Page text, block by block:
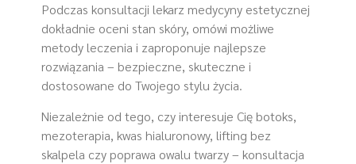
Podczas konsultacji lekarz medycyny estetycznej
dokładnie oceni stan skóry, omówi możliwe
metody leczenia i zaproponuje najlepsze
rozwiązania – bezpieczne, skuteczne i
dostosowane do Twojego stylu życia.
Niezależnie od tego, czy interesuje Cię botoks,
mezoterapia, kwas hialuronowy, lifting bez
skalpela czy poprawa owalu twarzy – konsultacja